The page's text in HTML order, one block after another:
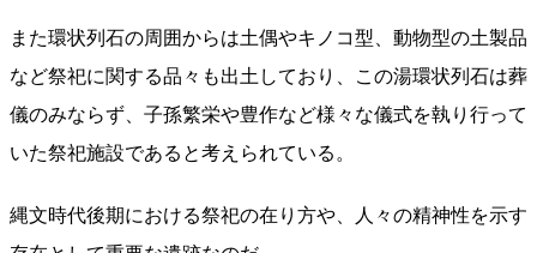
また環状列石の周囲からは土偶やキノコ型、動物型の土製品
など祭祀に関する品々も出土しており、この湯環状列石は葬
儀のみならず、子孫繁栄や豊作など様々な儀式を執り行って
いた祭祀施設であると考えられている。
縄文時代後期における祭祀の在り方や、人々の精神性を示す